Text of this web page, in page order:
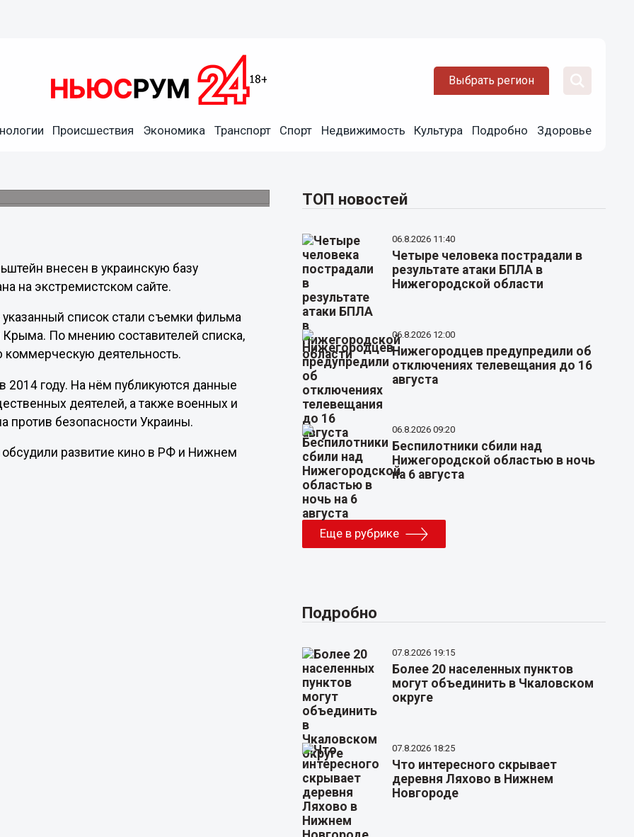
Выбрать регион
Происшествия Экономика Транспорт Спорт Недвижимость Культура Подробно Здоровье
попал в базу
внесен в украинскую базу
на экстремистском сайте.
список стали съемки фильма
Крыма. По мнению составителей списка,
деятельность.
2014 году. На нём публикуются данные
деятелей, а также военных и
против безопасности Украины.
обсудили развитие кино в РФ и Нижнем
ТОП новостей
06.8.2026 11:40
Четыре человека пострадали в
результате атаки БПЛА в
Нижегородской области
06.8.2026 12:00
Нижегородцев предупредили об
отключениях телевещания до 16
августа
06.8.2026 09:20
Беспилотники сбили над
Нижегородской областью в ночь
на 6 августа
Еще в рубрике
Подробно
07.8.2026 19:15
Более 20 населенных пунктов
могут объединить в Чкаловском
округе
07.8.2026 18:25
Что интересного скрывает
деревня Ляхово в Нижнем
Новгороде